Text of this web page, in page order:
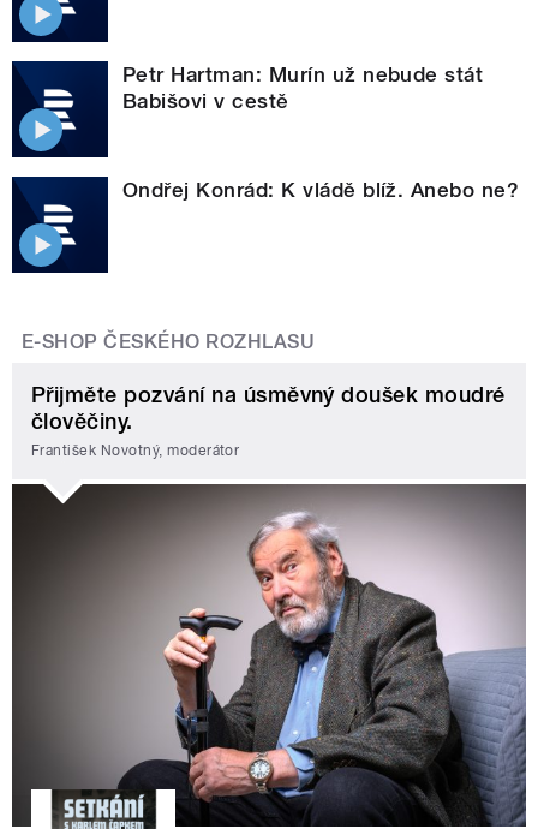
Petr Hartman: Murín už nebude stát
Babišovi v cestě
Ondřej Konrád: K vládě blíž. Anebo ne?
E-SHOP ČESKÉHO ROZHLASU
Přijměte pozvání na úsměvný doušek moudré
člověčiny.
František Novotný, moderátor